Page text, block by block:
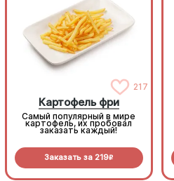
217
Картофель фри
Самый популярный в мире
картофель, их пробовал
заказать каждый!
Заказать за 219R